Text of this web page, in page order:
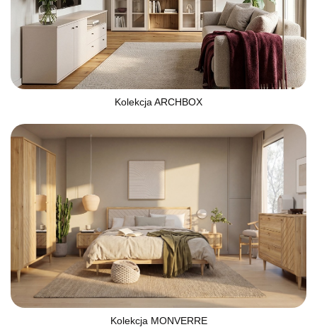
Kolekcja ARCHBOX
Kolekcja MONVERRE